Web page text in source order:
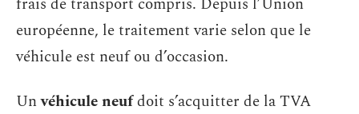
européenne, le traitement varie selon que le
véhicule est neuf ou d’occasion.
Unvéhicule neufdoit s’acquitter de la TVA